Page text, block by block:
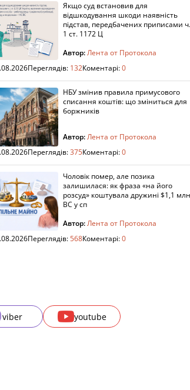
Якщо суд встановив для
відшкодування шкоди наявність
підстав, передбачених приписами ч.
1 ст. 1172 Ц
Автор:Лента от Протокола
Переглядів: 132Коментарі:0
НБУ змінив правила примусового
списання коштів: що зміниться для
боржників
Автор:Лента от Протокола
Переглядів:375Коментарі:0
Чоловік помер, але позика
залишилася: як фраза «на його
розсуд» коштувала дружині $1,1
ВС у сп
Автор:Лента от Протокола
Переглядів:568Коментарі:0
viber youtube